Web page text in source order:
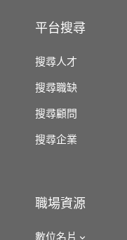
平台搜尋
搜尋人才
搜尋職缺
搜尋顧問
搜尋企業
職場資源
數位名片